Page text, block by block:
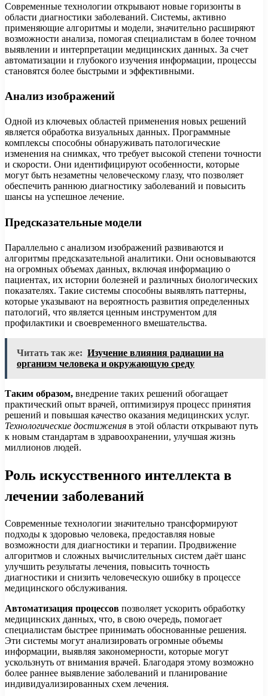
Современные технологии открывают новые горизонты в
области диагностики заболеваний. Системы, активно
применяющие алгоритмы и модели, значительно расширяют
возможности анализа, помогая специалистам в более точном
выявлении и интерпретации медицинских данных. За счет
автоматизации и глубокого изучения информации, процессы
становятся более быстрыми и эффективными.
Анализ изображений
Одной из ключевых областей применения новых решений
является обработка визуальных данных. Программные
комплексы способны обнаруживать патологические
изменения на снимках, что требует высокой степени точности
и скорости. Они идентифицируют особенности, которые
могут быть незаметны человеческому глазу, что позволяет
обеспечить раннюю диагностику заболеваний и повысить
шансы на успешное лечение.
Предсказательные модели
Параллельно с анализом изображений развиваются и
алгоритмы предсказательной аналитики. Они основываются
на огромных объемах данных, включая информацию о
пациентах, их истории болезней и различных биологических
показателях. Такие системы способны выявлять паттерны,
которые указывают на вероятность развития определенных
патологий, что является ценным инструментом для
профилактики и своевременного вмешательства.
Читать так же: Изучение влияния радиации на
организм человека и окружающую среду
Таким образом, внедрение таких решений обогащает
практический опыт врачей, оптимизируя процесс принятия
решений и повышая качество оказания медицинских услуг.
Технологические достижения в этой области открывают путь
к новым стандартам в здравоохранении, улучшая жизнь
миллионов людей.
Роль искусственного интеллекта в
лечении заболеваний
Современные технологии значительно трансформируют
подходы к здоровью человека, предоставляя новые
возможности для диагностики и терапии. Продвижение
алгоритмов и сложных вычислительных систем даёт шанс
улучшить результаты лечения, повысить точность
диагностики и снизить человеческую ошибку в процессе
медицинского обслуживания.
Автоматизация процессов позволяет ускорить обработку
медицинских данных, что, в свою очередь, помогает
специалистам быстрее принимать обоснованные решения.
Эти системы могут анализировать огромные объемы
информации, выявляя закономерности, которые могут
ускользнуть от внимания врачей. Благодаря этому возможно
более раннее выявление заболеваний и планирование
индивидуализированных схем лечения.